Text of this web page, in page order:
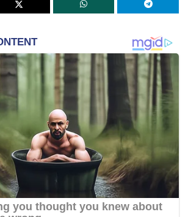
akan terjerit-jerit di tepi gelanggang
pertembungan antara parti-parti
– apatah lagi dalam permainan
Islam dalam hangat kempen PRK
lalu, pada Sidang Parlimen, PAS
Persendirian Pindaan Rang
Akta Mahkamah Syariah (RUU 355).
jelas, pada usia 49 tahun sejak